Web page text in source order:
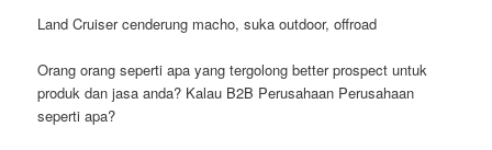
Land Cruiser cenderung macho, suka outdoor, offroad
Orang orang seperti apa yang tergolong better prospect untuk
produk dan jasa anda? Kalau B2B Perusahaan Perusahaan
seperti apa?